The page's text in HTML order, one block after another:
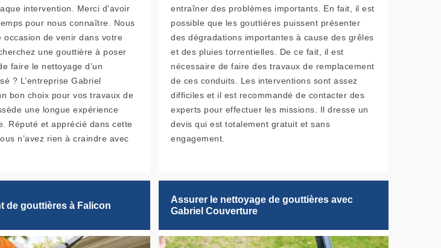
intervention. Merci d'avoir
pour nous connaître. Nous
occasion de venir dans votre
une gouttière à poser
faire le nettoyage d’un
? L’entreprise Gabriel
bon choix pour vos travaux de
une longue expérience
Réputé et apprécié dans cette
n’avez rien à craindre avec
entraîner des problèmes importants. En fait, il est
possible que les gouttières puissent présenter
des dégradations importantes à cause des grêles
et des pluies torrentielles. De ce fait, il est
nécessaire de faire des travaux de remplacement
de ces conduits. Les interventions sont assez
difficiles et il est recommandé de contacter des
experts pour effectuer les missions. Il dresse un
devis qui est totalement gratuit et sans
engagement.
de gouttières à Falicon
Assurer le nettoyage de gouttières avec
Gabriel Couverture